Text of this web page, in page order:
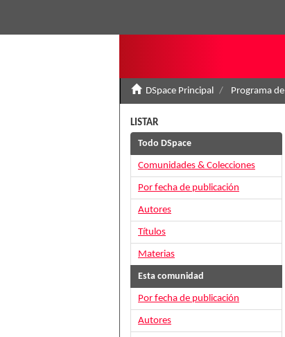
DSpace Principal Programa
LISTAR
Todo DSpace
Comunidades & Colecciones
Por fecha de publicación
Autores
Títulos
Materias
Esta comunidad
Por fecha de publicación
Autores